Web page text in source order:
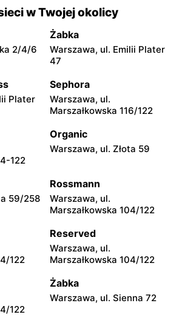
Chorten
Warszawa, ul. Wejherowska
20
Chorten
6
Chorten
Chorten
27 lok.100/103
Chorten
15c
Chorten
Chorten
w Twojej okolicy
2/4/6
Żabka
Warszawa, ul. Emilii Plater
47
Plater
Sephora
Warszawa, ul.
Marszałkowska 116/122
122
Organic
Warszawa, ul. Złota 59
59/258
Rossmann
Warszawa, ul.
Marszałkowska 104/122
122
Reserved
Warszawa, ul.
Marszałkowska 104/122
122
Żabka
Warszawa, ul. Sienna 72